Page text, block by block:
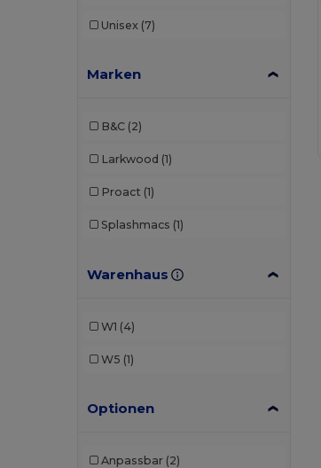
Unisex (7)
Marken
B&C (2)
Larkwood (1)
Proact (1)
Splashmacs (1)
Warenhaus
W1 (4)
W5 (1)
Optionen
Anpassbar (2)